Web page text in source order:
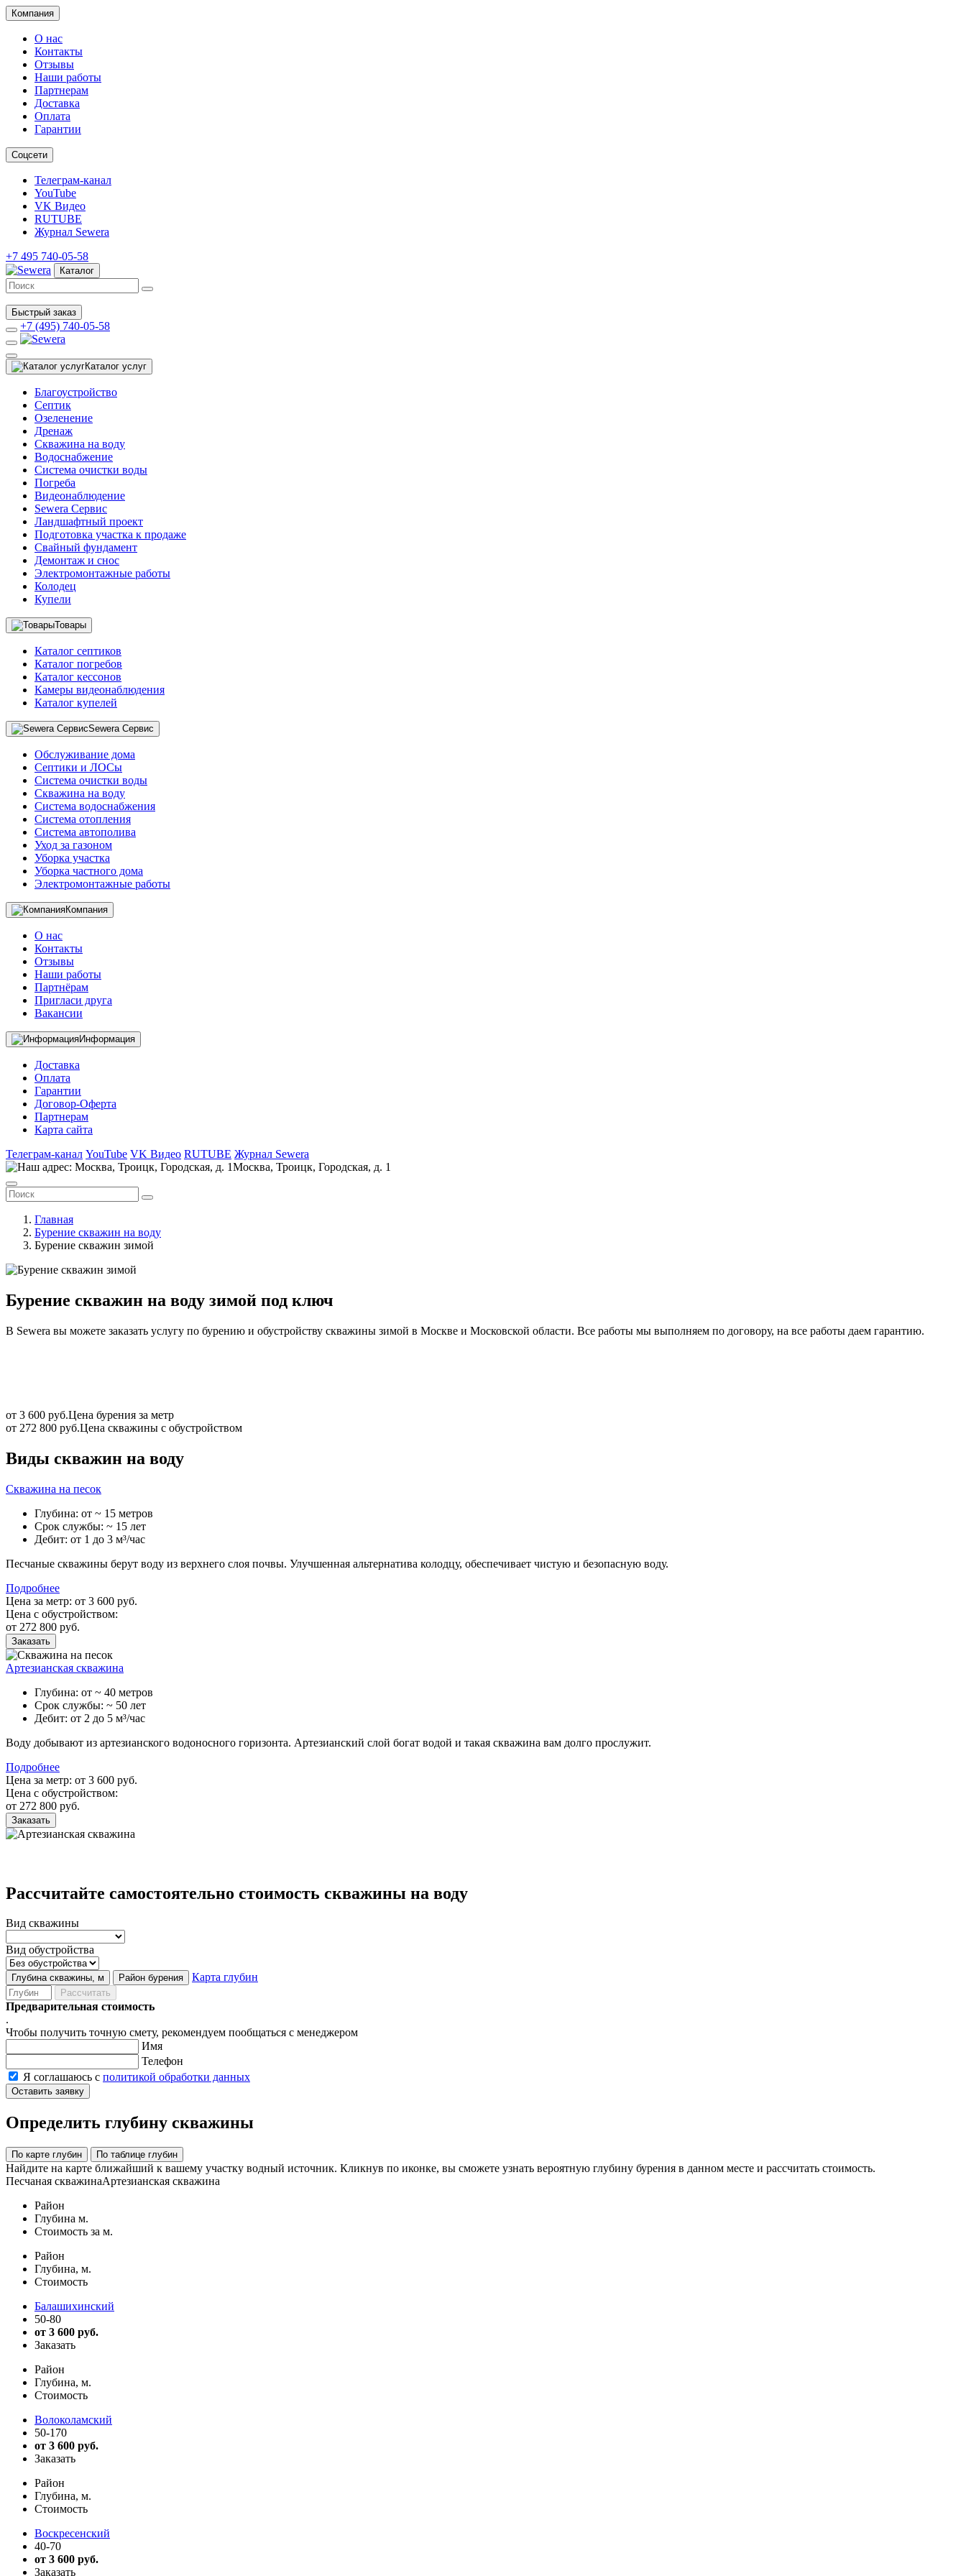
Компания
О нас
Контакты
Отзывы
Наши работы
Партнерам
Доставка
Оплата
Гарантии
Соцсети
Телеграм-канал
YouTube
VK Видео
RUTUBE
Журнал Sewera
+7 495 740-05-58
Каталог
Быстрый заказ
+7 (495) 740-05-58
Каталог услуг
Благоустройство
Септик
Озеленение
Дренаж
Скважина на воду
Водоснабжение
Система очистки воды
Погреба
Видеонаблюдение
Sewera Сервис
Ландшафтный проект
Подготовка участка к продаже
Свайный фундамент
Демонтаж и снос
Электромонтажные работы
Колодец
Купели
Товары
Каталог септиков
Каталог погребов
Каталог кессонов
Камеры видеонаблюдения
Каталог купелей
Sewera Сервис
Обслуживание дома
Септики и ЛОСы
Система очистки воды
Скважина на воду
Система водоснабжения
Система отопления
Система автополива
Уход за газоном
Уборка участка
Уборка частного дома
Электромонтажные работы
Компания
О нас
Контакты
Отзывы
Наши работы
Партнёрам
Пригласи друга
Вакансии
Информация
Доставка
Оплата
Гарантии
Договор-Оферта
Партнерам
Карта сайта
Телеграм-канал YouTube VK Видео RUTUBE Журнал Sewera
Москва, Троицк, Городская, д. 1
Главная
Бурение скважин на воду
Бурение скважин зимой
Бурение скважин на воду зимой под ключ
В Sewera вы можете заказать услугу по бурению и обустройству скважины зимой в Москве и Московской области. Все работы мы выполняем по договору, на все работы даем гарантию.
от 3 600 руб.Цена бурения за метр
от 272 800 руб.Цена скважины с обустройством
Виды скважин на воду
Скважина на песок
Глубина: от ~ 15 метров
Срок службы: ~ 15 лет
Дебит: от 1 до 3 м³/час
Песчаные скважины берут воду из верхнего слоя почвы. Улучшенная альтернатива колодцу, обеспечивает чистую и безопасную воду.
Подробнее
Цена за метр: от 3 600 руб.
Цена с обустройством:
от 272 800 руб.
Заказать
Артезианская скважина
Глубина: от ~ 40 метров
Срок службы: ~ 50 лет
Дебит: от 2 до 5 м³/час
Воду добывают из артезианского водоносного горизонта. Артезианский слой богат водой и такая скважина вам долго прослужит.
Подробнее
Цена за метр: от 3 600 руб.
Цена с обустройством:
от 272 800 руб.
Заказать
Рассчитайте самостоятельно стоимость скважины на воду
Вид скважины
Вид обустройства
Глубина скважины, м Район бурения Карта глубин
Рассчитать
Предварительная стоимость
.
Чтобы получить точную смету, рекомендуем пообщаться с менеджером
Имя
Телефон
Я соглашаюсь с политикой обработки данных
Оставить заявку
Определить глубину скважины
По карте глубин По таблице глубин
Найдите на карте ближайший к вашему участку водный источник. Кликнув по иконке, вы сможете узнать вероятную глубину бурения в данном месте и рассчитать стоимость.
Песчаная скважинаАртезианская скважина
Район
Глубина м.
Стоимость за м.
Район
Глубина, м.
Стоимость
Балашихинский
50-80
от 3 600 руб.
Заказать
Район
Глубина, м.
Стоимость
Волоколамский
50-170
от 3 600 руб.
Заказать
Район
Глубина, м.
Стоимость
Воскресенский
40-70
от 3 600 руб.
Заказать